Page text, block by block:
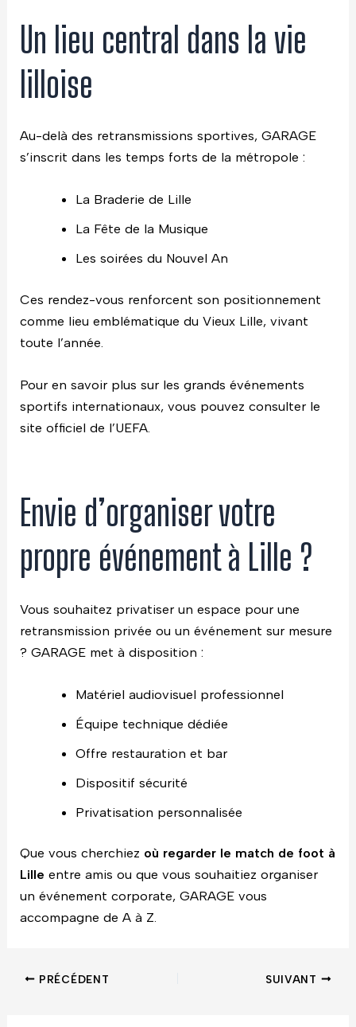
Un lieu central dans la vie
lilloise
Au-delà des retransmissions sportives, GARAGE
s’inscrit dans les temps forts de la métropole :
La Braderie de Lille
La Fête de la Musique
Les soirées du Nouvel An
Ces rendez-vous renforcent son positionnement
comme lieu emblématique du Vieux Lille, vivant
toute l’année.
Pour en savoir plus sur les grands événements
sportifs internationaux, vous pouvez consulter le
site officiel de l’UEFA
Envie d’organiser votre
propre événement à Lille ?
Vous souhaitez privatiser un espace pour une
retransmission privée ou un événement sur mesure
? GARAGE met à disposition :
Matériel audiovisuel professionnel
Équipe technique dédiée
Offre restauration et bar
Dispositif sécurité
Privatisation personnalisée
Que vous cherchiez où regarder le match de foot à
Lille entre amis ou que vous souhaitiez organiser
un événement corporate, GARAGE vous
accompagne de A à Z.
PRÉCÉDENT SUIVANT